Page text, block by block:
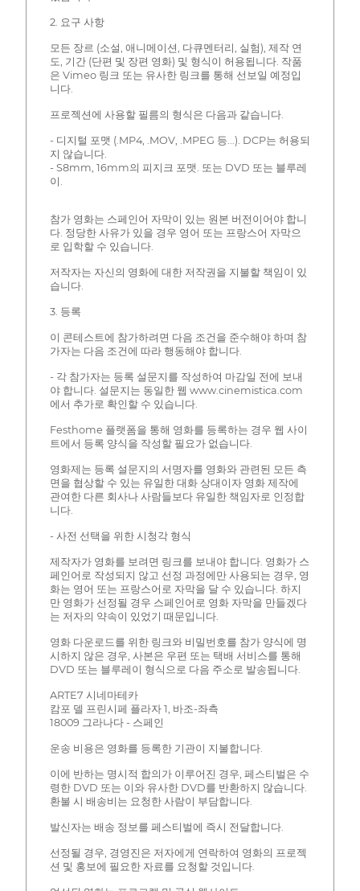
2. 요구 사항
모든 장르 (소설, 애니메이션, 다큐멘터리, 실험), 제작 연
도, 기간 (단편 및 장편 영화) 및 형식이 허용됩니다. 작품
은 Vimeo 링크 또는 유사한 링크를 통해 선보일 예정입
니다.
프로젝션에 사용할 필름의 형식은 다음과 같습니다.
- 디지털 포맷 (.MP4, .MOV, .MPEG 등...). DCP는 허용되
지 않습니다.
- S8mm, 16mm의 피지크 포맷. 또는 DVD 또는 블루레
이.
참가 영화는 스페인어 자막이 있는 원본 버전이어야 합니
다. 정당한 사유가 있을 경우 영어 또는 프랑스어 자막으
로 입학할 수 있습니다.
저작자는 자신의 영화에 대한 저작권을 지불할 책임이 있
습니다.
3. 등록
이 콘테스트에 참가하려면 다음 조건을 준수해야 하며 참
가자는 다음 조건에 따라 행동해야 합니다.
- 각 참가자는 등록 설문지를 작성하여 마감일 전에 보내
야 합니다. 설문지는 동일한 웹 www.cinemistica.com
에서 추가로 확인할 수 있습니다.
Festhome 플랫폼을 통해 영화를 등록하는 경우 웹 사이
트에서 등록 양식을 작성할 필요가 없습니다.
영화제는 등록 설문지의 서명자를 영화와 관련된 모든 측
면을 협상할 수 있는 유일한 대화 상대이자 영화 제작에
관여한 다른 회사나 사람들보다 유일한 책임자로 인정합
니다.
- 사전 선택을 위한 시청각 형식
제작자가 영화를 보려면 링크를 보내야 합니다. 영화가 스
페인어로 작성되지 않고 선정 과정에만 사용되는 경우, 영
화는 영어 또는 프랑스어로 자막을 달 수 있습니다. 하지
만 영화가 선정될 경우 스페인어로 영화 자막을 만들겠다
는 저자의 약속이 있었기 때문입니다.
영화 다운로드를 위한 링크와 비밀번호를 참가 양식에 명
시하지 않은 경우, 사본은 우편 또는 택배 서비스를 통해
DVD 또는 블루레이 형식으로 다음 주소로 발송됩니다.
ARTE7 시네마테카
캄포 델 프린시페 플라자 1, 바조-좌측
18009 그라나다 - 스페인
운송 비용은 영화를 등록한 기관이 지불합니다.
이에 반하는 명시적 합의가 이루어진 경우, 페스티벌은 수
령한 DVD 또는 이와 유사한 DVD를 반환하지 않습니다.
환불 시 배송비는 요청한 사람이 부담합니다.
발신자는 배송 정보를 페스티벌에 즉시 전달합니다.
선정될 경우, 경영진은 저자에게 연락하여 영화의 프로젝
션 및 홍보에 필요한 자료를 요청할 것입니다.